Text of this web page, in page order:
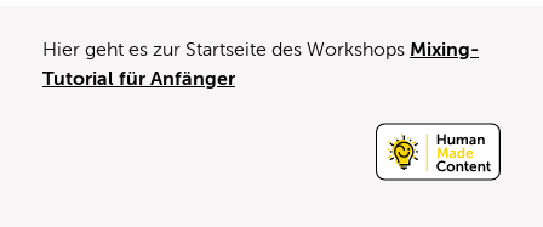
Hier geht es zur Startseite des Workshops Mixing-
Tutorial für Anfänger